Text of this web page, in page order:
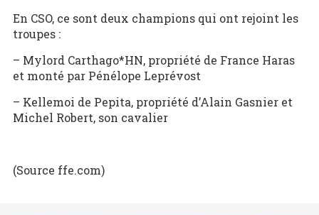
En CSO, ce sont deux champions qui ont rejoint les
troupes :
– Mylord Carthago*HN, propriété de France Haras
et monté par Pénélope Leprévost
– Kellemoi de Pepita, propriété d’Alain Gasnier et
Michel Robert, son cavalier
(Source ffe.com)